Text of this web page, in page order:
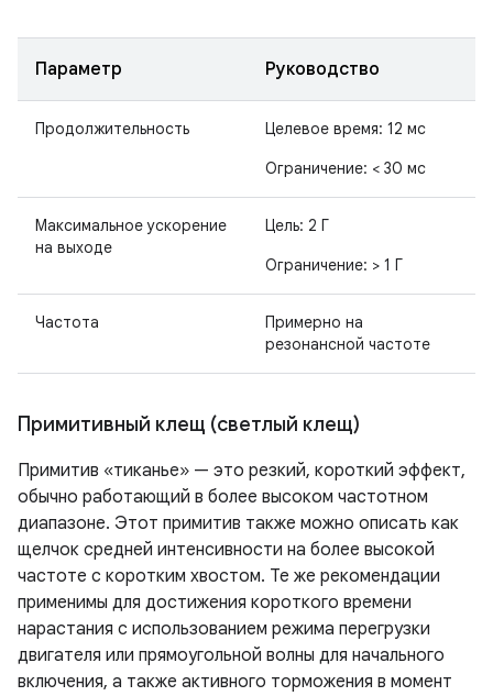
Параметр Руководство
Продолжительность
Целевое время: 12 мс
Ограничение: < 30 мс
Максимальное ускорение
на выходе
Цель: 2 Г
Ограничение: > 1 Г
Частота
Примерно на
резонансной частоте
Примитивный клещ (светлый клещ)
Примитив «тиканье» — это резкий, короткий эффект,
обычно работающий в более высоком частотном
диапазоне. Этот примитив также можно описать как
щелчок средней интенсивности на более высокой
частоте с коротким хвостом. Те же рекомендации
применимы для достижения короткого времени
нарастания с использованием режима перегрузки
двигателя или прямоугольной волны для начального
включения, а также активного торможения в момент